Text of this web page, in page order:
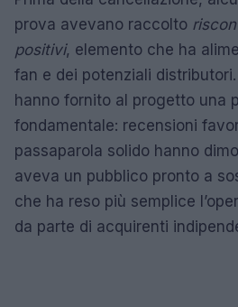
prova avevano raccolto
positivi, elemento che ha
fan e dei potenziali
hanno fornito al progetto una
fondamentale: recensioni
passaparola solido hanno
aveva un pubblico pronto a
che ha reso più semplice
da parte di acquirenti